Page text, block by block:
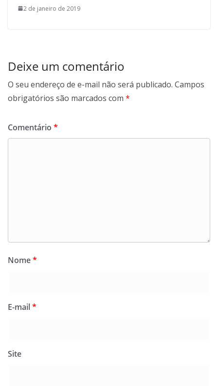
2 de janeiro de 2019
Deixe um comentário
O seu endereço de e-mail não será publicado. Campos
obrigatórios são marcados com *
Comentário *
Nome*
E-mail*
Site